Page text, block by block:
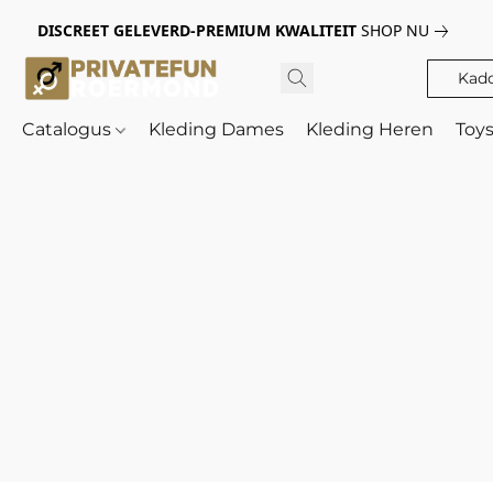
DISCREET GELEVERD-PREMIUM KWALITEIT SHOP NU
Catalogus Kleding Dames Kleding Heren